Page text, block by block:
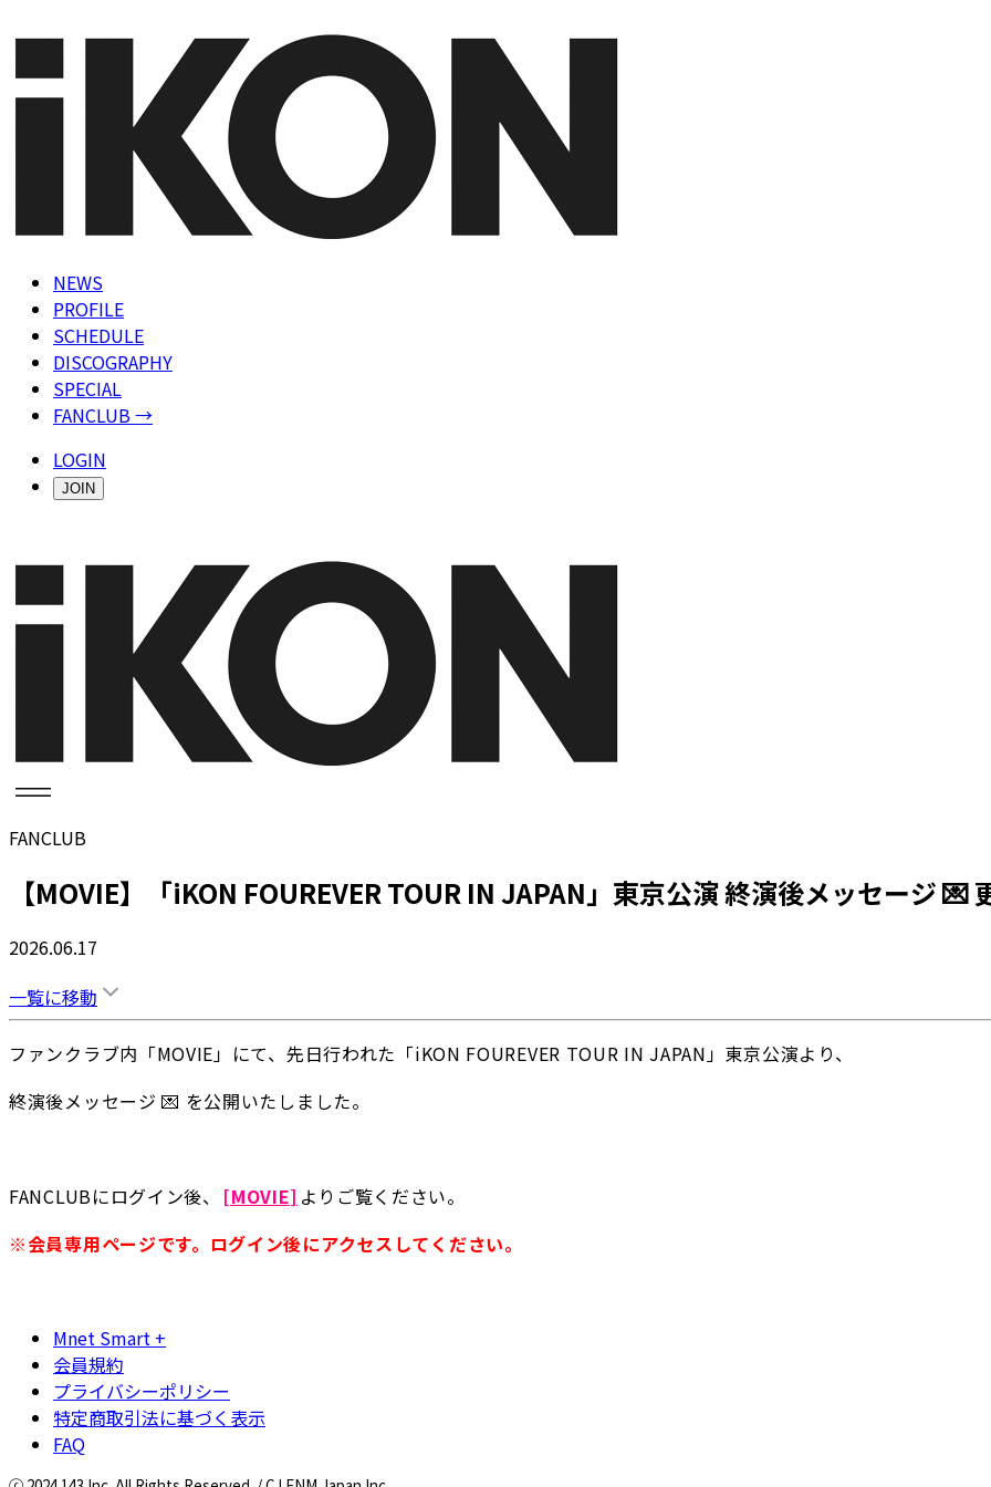
NEWS
PROFILE
SCHEDULE
DISCOGRAPHY
SPECIAL
FANCLUB →
LOGIN
JOIN
FANCLUB
【MOVIE】「iKON FOUREVER TOUR IN JAPAN」東京公演 終演後メッセージ 💌
2026.06.17
一覧に移動
ファンクラブ内「MOVIE」にて、先日行われた「iKON FOUREVER TOUR IN JAPAN」東京公演より、
終演後メッセージ 💌 を公開いたしました。
FANCLUBにログイン後、 [MOVIE] よりご覧ください。
※会員専用ページです。ログイン後にアクセスしてください。
Mnet Smart +
会員規約
プライバシーポリシー
特定商取引法に基づく表示
FAQ